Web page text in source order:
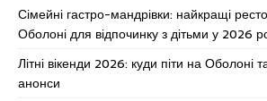
Сімейні гастро-мандрівки: найкращі
Оболоні для відпочинку з дітьми у 2026
Літні вікенди 2026: куди піти на Оболоні
анонси